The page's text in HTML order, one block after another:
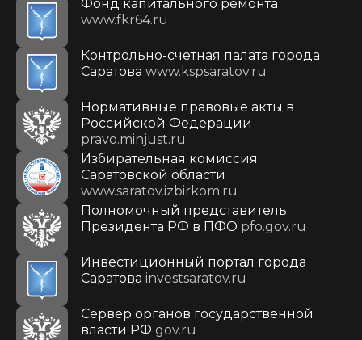
Фонд капитального ремонта
www.fkr64.ru
Контрольно-счетная палата города
Саратова www.kspsaratov.ru
Нормативные правовые акты в
Российской Федерации
pravo.minjust.ru
Избирательная комиссия
Саратовской области
www.saratov.izbirkom.ru
Полномочный представитель
Президента РФ в ПФО pfo.gov.ru
Инвестиционный портал города
Саратова investsaratov.ru
Сервер органов государственной
власти РФ gov.ru